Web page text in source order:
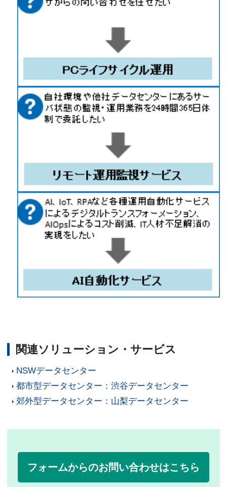
関連ソリューション・サービス
NSWデータセンター
都市型データセンター：渋谷データセンター
郊外型データセンター：山梨データセンター
フォームからのお問い合わせはこちら